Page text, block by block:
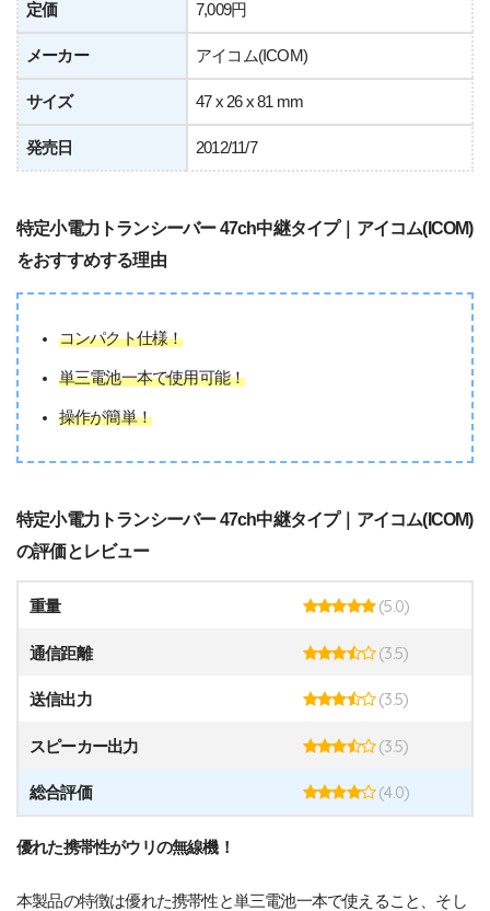
定価 7,009円
メーカー アイコム(ICOM)
サイズ 47 x 26 x 81 mm
発売日 2012/11/7
特定小電力トランシーバー 47ch中継タイプ｜アイコム(ICOM)
をおすすめする理由
コンパクト仕様！
単三電池一本で使用可能！
操作が簡単！
特定小電力トランシーバー 47ch中継タイプ｜アイコム(ICOM)
の評価とレビュー
重量 (5.0)
通信距離 (3.5)
送信出力 (3.5)
スピーカー出力 (3.5)
総合評価 (4.0)
優れた携帯性がウリの無線機！
本製品の特徴は優れた携帯性と単三電池一本で使えること、そし